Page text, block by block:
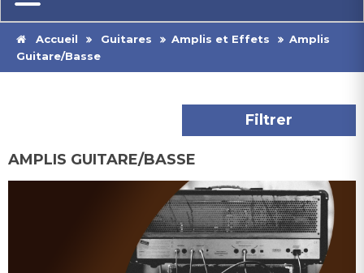
Accueil Guitares Amplis et Effets
Amplis
Guitare/Basse
Filtrer
AMPLIS GUITARE/BASSE